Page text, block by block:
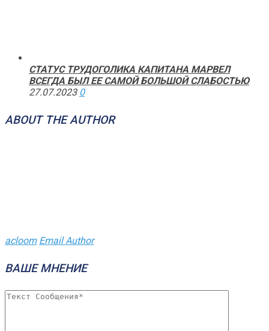
СТАТУС ТРУДОГОЛИКА КАПИТАНА МАРВЕЛ
ВСЕГДА БЫЛ ЕЕ САМОЙ БОЛЬШОЙ СЛАБОСТЬЮ
27.07.2023 0
ABOUT THE AUTHOR
acloom Email Author
ВАШЕ МНЕНИЕ